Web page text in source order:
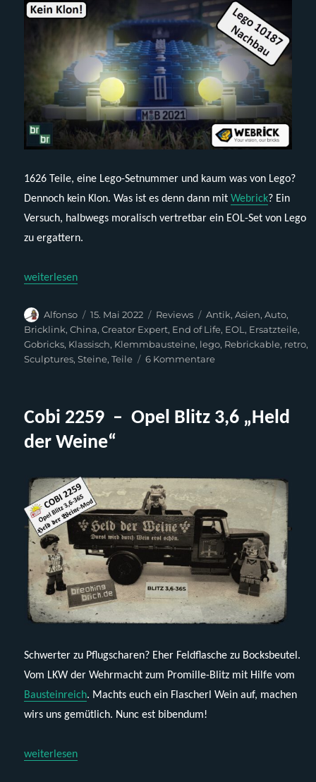
1626 Teile, eine Lego-Setnummer und kaum was von Lego?
Dennoch kein Klon. Was ist es denn dann mitWebrick? Ein
Versuch, halbwegs moralisch vertretbar ein EOL-Set von Lego
zu ergattern.
„Webrick-Nachbau – Brickbeetle (Lego 10187)“
weiterlesen
Autor
Alfonso
Veröffentlicht
am
15. Mai 2022 Kategorien
Reviews Schlagwörter
Antik,Asien,Auto,
Bricklink,China,Creator Expert, End of Life, EOL, Ersatzteile,
Gobricks, Klassisch, Klemmbausteine, lego, Rebrickable, retro,
Sculptures,Steine,Teile 6 Kommentarezu
(Lego
Cobi 2259 – Opel Blitz 3,6 „Held
der Weine“
Schwerter zu Pflugscharen? Eher Feldflasche zu Bocksbeutel.
Vom LKW der Wehrmacht zum Promille-Blitz mit Hilfe vom
Bausteinreich. Machts euch ein Flascherl Wein auf, machen
wirs uns gemütlich. Nunc est bibendum!
„Cobi 2259 – Opel Blitz 3,6 „Held der Weine““
weiterlesen